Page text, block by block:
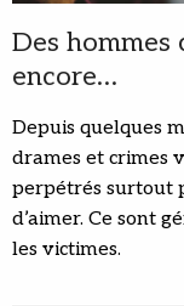
Des hommes
encore…
Depuis quelques
drames et crimes
perpétrés surtout
d’aimer. Ce sont
les victimes.